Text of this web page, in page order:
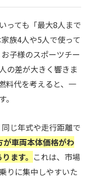
っても「最大8人まで
族4人や5人で使って
子様のスポーツチー
の差が大きく響きま
料代を考えると、一
じ年式や走行距離で
車両本体価格がわ
ます。 これは、市場
りに集中しやすいた